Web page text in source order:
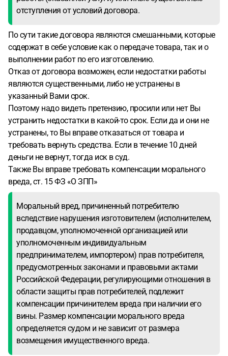
отступления от условий договора.
По сути такие договора являются смешанными, которые
содержат в себе условие как о передаче товара, так и о
выполнении работ по его изготовлению.
Отказ от договора возможен, если недостатки работы
являются существенными, либо не устранены в
указанный Вами срок.
Поэтому надо видеть претензию, просили или нет Вы
устранить недостатки в какой-то срок. Если да и они не
устранены, то Вы вправе отказаться от товара и
требовать вернуть средства. Если в течение 10 дней
деньги не вернут, тогда иск в суд.
Также Вы вправе требовать компенсации морального
вреда, ст. 15 ФЗ «О ЗПП»
Моральный вред, причиненный потребителю
вследствие нарушения изготовителем (исполнителем,
продавцом, уполномоченной организацией или
уполномоченным индивидуальным
предпринимателем, импортером) прав потребителя,
предусмотренных законами и правовыми актами
Российской Федерации, регулирующими отношения в
области защиты прав потребителей, подлежит
компенсации причинителем вреда при наличии его
вины. Размер компенсации морального вреда
определяется судом и не зависит от размера
возмещения имущественного вреда.